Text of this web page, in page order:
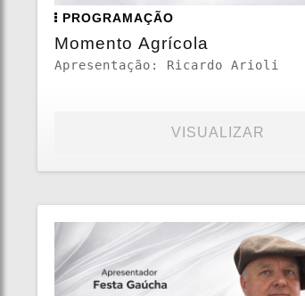
PROGRAMAÇÃO
Momento Agrícola
Apresentação: Ricardo Arioli
VISUALIZAR